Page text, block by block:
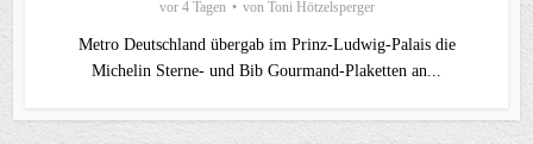
vor 4 Tagen von Toni Hötzelsperger
Metro Deutschland übergab im Prinz-Ludwig-Palais die
Michelin Sterne- und Bib Gourmand-Plaketten an...